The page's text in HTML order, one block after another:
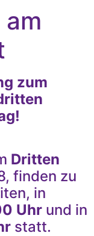
zum
Dritten
finden zu
in
Uhr und in
statt.